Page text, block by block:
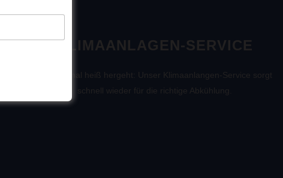
KLIMAANLAGEN-SERVICE
Wenn’s mal heiß hergeht: Unser Klimaanlangen-Service sorgt
schnell wieder für die richtige Abkühlung.